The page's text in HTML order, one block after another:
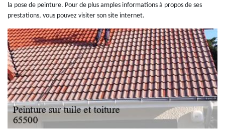
la pose de peinture. Pour de plus amples informations à propos de ses
prestations, vous pouvez visiter son site internet.